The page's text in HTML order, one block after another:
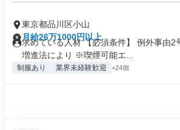
東京都品川区小山
月給26万1000円以上
求めている人材 【必須条件】 例外事由2
増進法により ※喫煙可能エ...
制服あり 業界未経験歓迎 +24個